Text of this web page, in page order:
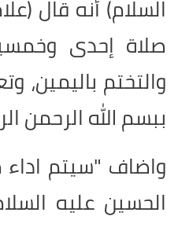
السلام) أنه قال
صلاة إحدى
والتختم باليمين،
ببسم الله الرحمن
واضاف "سيتم اداء
الحسين ‏عليه